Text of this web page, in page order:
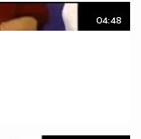
04:48